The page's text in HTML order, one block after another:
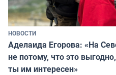
НОВОСТИ
Аделаида Егорова: «На
не потому, что это
ты им интересен»